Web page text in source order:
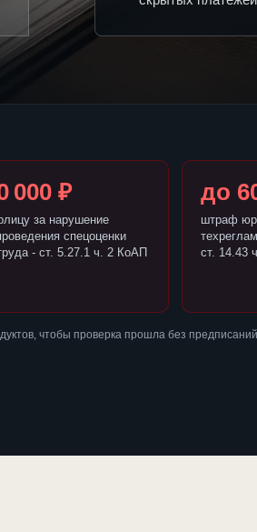
000 ₽
за нарушение
спецоценки
- ст. 5.27.1 ч. 2 КоАП
до
штраф
ст. 14.43
чтобы проверка прошла без